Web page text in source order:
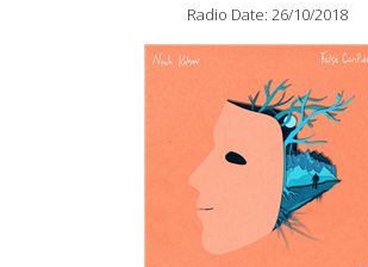
Radio Date: 26/10/2018